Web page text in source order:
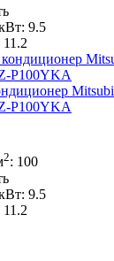
9.5
11.2
P100YKA
2: 100
9.5
11.2